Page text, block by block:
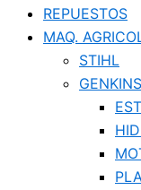
REPUESTOS
MAQ.
STIHL
GENKINS